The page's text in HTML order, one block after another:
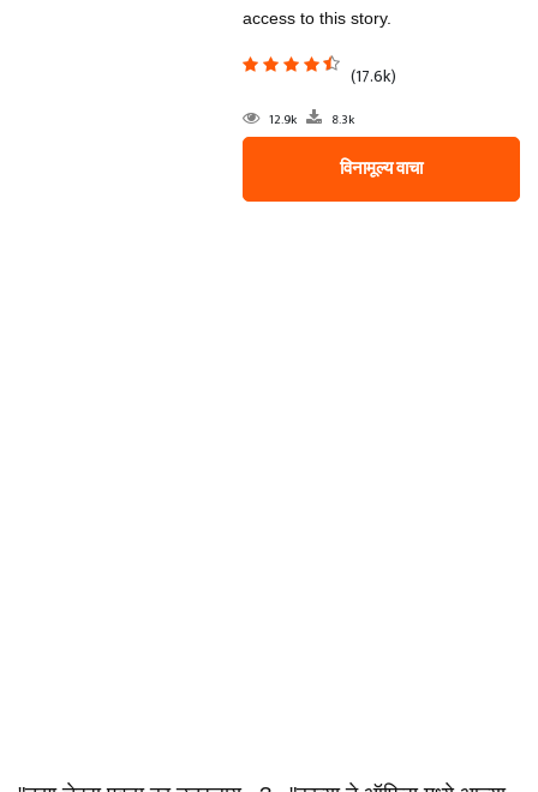
access to this story.
(17.6k)
12.9k 8.3k
विनामूल्य वाचा